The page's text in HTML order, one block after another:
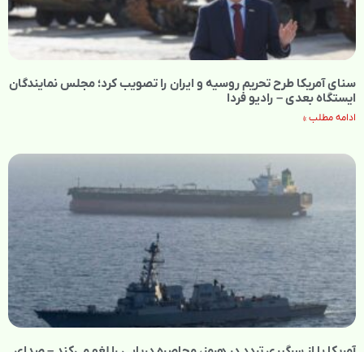
سنای آمریکا طرح تحریم روسیه و ایران را تصویب کرد؛ مجلس نمایندگان
ایستگاه بعدی – رادیو فردا
ادامه مطلب »